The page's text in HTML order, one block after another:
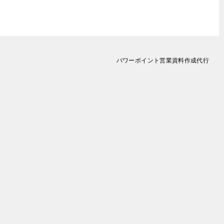
パワーポイント営業資料作成代行